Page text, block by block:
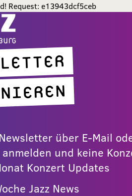
Request: e13943dcf5ceb
über E-Mail
und keine
Konzert Updates
Jazz News